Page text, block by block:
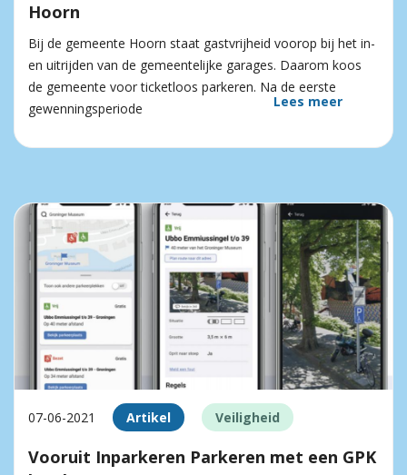
Hoorn
Bij de gemeente Hoorn staat gastvrijheid voorop bij het in-
en uitrijden van de gemeentelijke garages. Daarom koos
de gemeente voor ticketloos parkeren. Na de eerste
gewenningsperiode
Lees meer
07-06-2021 Artikel Veiligheid
Vooruit Inparkeren Parkeren met een GPK